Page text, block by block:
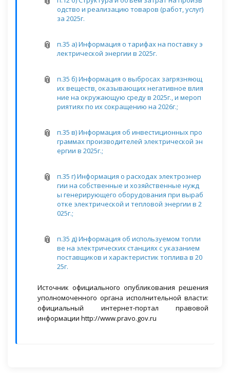
одство и реализацию товаров (работ, услуг)
за 2025г.
п.35 а) Информация о тарифах на поставку э
лектрической энергии в 2025г.
п.35 б) Информация о выбросах загрязняющ
их веществ, оказывающих негативное влия
ние на окружающую среду в 2025г., и мероп
риятиях по их сокращению на 2026г.;
п.35 в) Информация об инвестиционных про
граммах производителей электрической эн
ергии в 2025г.;
п.35 г) Информация о расходах электроэнер
гии на собственные и хозяйственные нужд
ы генерирующего оборудования при выраб
отке электрической и тепловой энергии в 2
025г.;
п.35 д) Информация об используемом топли
ве на электрических станциях с указанием
поставщиков и характеристик топлива в 20
25г.
Источник официального опубликования решения
уполномоченного органа исполнительной власти:
официальный интернет-портал правовой
информации http://www.pravo.gov.ru